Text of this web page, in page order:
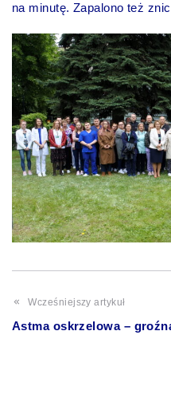
na minutę. Zapalono też
Wcześniejszy artykuł
Astma oskrzelowa –